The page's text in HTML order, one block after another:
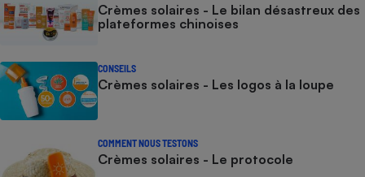
Crèmes solaires - Le bilan désastreux des
plateformes chinoises
CONSEILS
Crèmes solaires - Les logos à la loupe
COMMENT NOUS TESTONS
Crèmes solaires - Le protocole